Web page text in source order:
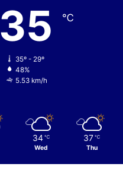
35 ℃
35º - 29º
48%
5.53 km/h
34 ℃
Wed
37 ℃
Thu